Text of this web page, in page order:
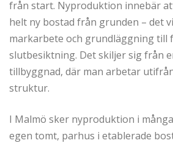
från start. Nyproduktion innebär
helt ny bostad från grunden – det
markarbete och grundläggning till
slutbesiktning. Det skiljer sig från
tillbyggnad, där man arbetar
struktur.
I Malmö sker nyproduktion i
egen tomt, parhus i etablerade